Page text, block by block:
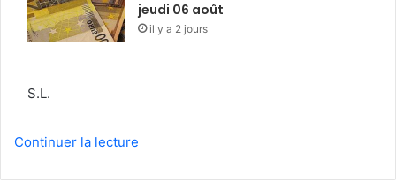
jeudi 06 août
il y a 2 jours
S.L.
Continuer la lecture